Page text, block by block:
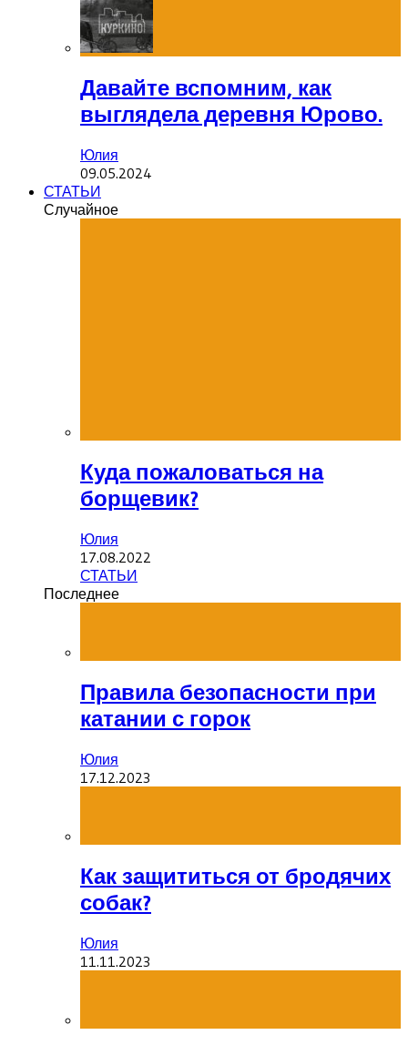
Давайте вспомним, как
выглядела деревня Юрово.
Юлия
09.05.2024
СТАТЬИ
Случайное
Куда пожаловаться на
борщевик?
Юлия
17.08.2022
СТАТЬИ
Последнее
Правила безопасности при
катании с горок
Юлия
17.12.2023
Как защититься от бродячих
собак?
Юлия
11.11.2023